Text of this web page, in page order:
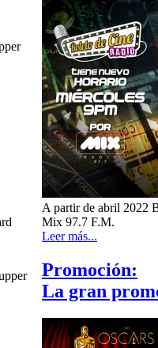
A partir de abril 2022
Mix 97.7 F.M.
Leer más...
Promoción:
La gran